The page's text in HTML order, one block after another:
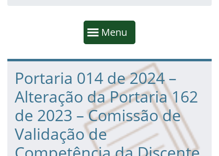
Mostrar
Menu
Fim da navegação
Início do conteúdo
Portaria 014 de 2024 –
Alteração da Portaria 162
de 2023 – Comissão de
Validação de